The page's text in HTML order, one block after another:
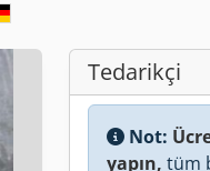
Tedarikçi
Not:
yapın, tüm